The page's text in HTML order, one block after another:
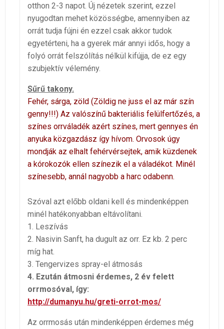
otthon 2-3 napot. Új nézetek szerint, ezzel
nyugodtan mehet közösségbe, amennyiben az
orrát tudja fújni én ezzel csak akkor tudok
egyetérteni, ha a gyerek már annyi idős, hogy a
folyó orrát felszólítás nélkül kifújja, de ez egy
szubjektív vélemény.
Sűrű takony.
Fehér, sárga, zöld (Zöldig ne juss el az már szín
genny!!!) Az valószínű bakteriális felülfertőzés, a
színes orrváladék azért színes, mert gennyes én
anyuka közgazdász így hívom. Orvosok úgy
mondják az elhalt fehérvérsejtek, amik küzdenek
a kórokozók ellen színezik el a váladékot. Minél
színesebb, annál nagyobb a harc odabenn.
Szóval azt előbb oldani kell és mindenképpen
minél hatékonyabban eltávolítani.
1. Leszívás
2. Nasivin Sanft, ha dugult az orr. Ez kb. 2 perc
míg hat.
3. Tengervizes spray-el átmosás
4. Ezután átmosni érdemes, 2 év felett
orrmosóval, így:
http://dumanyu.hu/greti-orrot-mos/
Az orrmosás után mindenképpen érdemes még